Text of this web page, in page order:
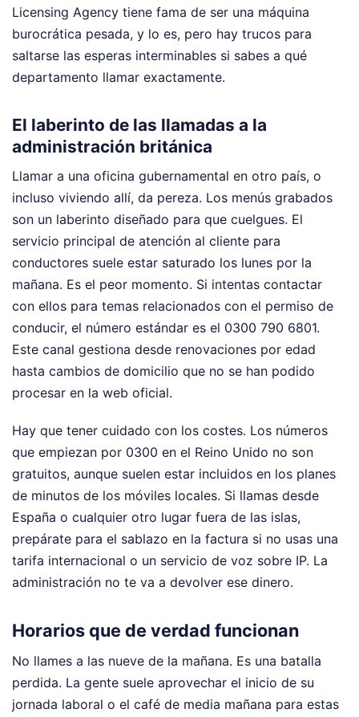
Licensing Agency tiene fama de ser una máquina
burocrática pesada, y lo es, pero hay trucos para
saltarse las esperas interminables si sabes a qué
departamento llamar exactamente.
El laberinto de las llamadas a la
administración británica
Llamar a una oficina gubernamental en otro país, o
incluso viviendo allí, da pereza. Los menús grabados
son un laberinto diseñado para que cuelgues. El
servicio principal de atención al cliente para
conductores suele estar saturado los lunes por la
mañana. Es el peor momento. Si intentas contactar
con ellos para temas relacionados con el permiso de
conducir, el número estándar es el 0300 790 6801.
Este canal gestiona desde renovaciones por edad
hasta cambios de domicilio que no se han podido
procesar en la web oficial.
Hay que tener cuidado con los costes. Los números
que empiezan por 0300 en el Reino Unido no son
gratuitos, aunque suelen estar incluidos en los planes
de minutos de los móviles locales. Si llamas desde
España o cualquier otro lugar fuera de las islas,
prepárate para el sablazo en la factura si no usas una
tarifa internacional o un servicio de voz sobre IP. La
administración no te va a devolver ese dinero.
Horarios que de verdad funcionan
No llames a las nueve de la mañana. Es una batalla
perdida. La gente suele aprovechar el inicio de su
jornada laboral o el café de media mañana para estas